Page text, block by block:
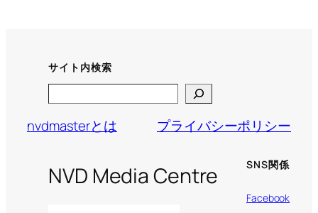
サイト内検索
nvdmasterとは
プライバシーポリシー
NVD Media Centre SNS関係
Facebook